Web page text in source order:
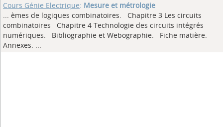
Cours Génie Electrique: Mesure et métrologie
... èmes de logiques combinatoires. Chapitre 3 Les circuits
combinatoires Chapitre 4 Technologie des circuits intégrés
numériques. Bibliographie et Webographie. Fiche matière.
Annexes. ...